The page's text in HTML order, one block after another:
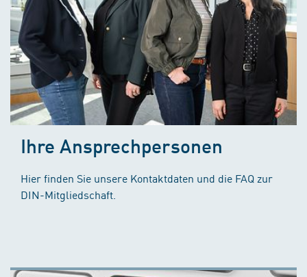
Ihre Ansprechpersonen
Hier finden Sie unsere Kontaktdaten und die FAQ zur
DIN-Mitgliedschaft.